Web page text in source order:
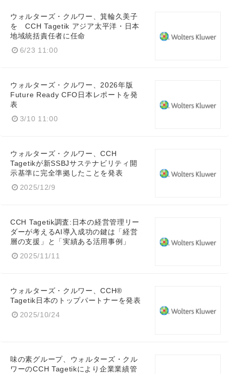
ウォルターズ・クルワー、箕輪久美子
を CCH Tagetik アジア太平洋・日本
地域統括責任者に任命
6/23 11:00
ウォルターズ・クルワー、2026年版
Future Ready CFO日本レポートを発
表
3/10 11:00
ウォルターズ・クルワー、CCH
Tagetikが新SSBJサステナビリティ開
示基準に完全準拠したことを発表
2025/12/9
CCH Tagetik調査:日本の経営管理リー
ダーが考えるAI導入成功の鍵は「経営
層の支援」と「実績ある活用事例」
2025/11/11
ウォルターズ・クルワー、CCH®
Tagetik日本のトップパートナーを発表
2025/10/24
味の素グループ、ウォルターズ・クル
ワーのCCH Tagetikにより企業業績管